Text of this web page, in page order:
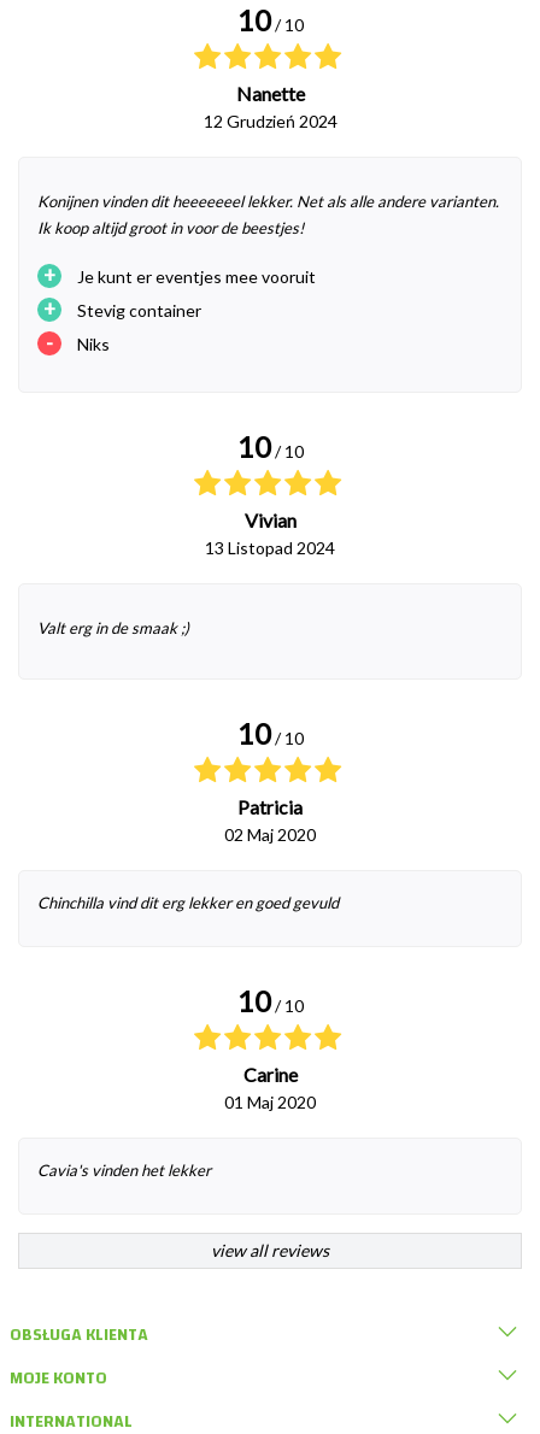
10 / 10
Nanette
12 Grudzień 2024
Konijnen vinden dit heeeeeeel lekker. Net als alle andere varianten.
Ik koop altijd groot in voor de beestjes!
+ Je kunt er eventjes mee vooruit
+ Stevig container
- Niks
10 / 10
Vivian
13 Listopad 2024
Valt erg in de smaak ;)
10 / 10
Patricia
02 Maj 2020
Chinchilla vind dit erg lekker en goed gevuld
10 / 10
Carine
01 Maj 2020
Cavia's vinden het lekker
view all reviews
OBSŁUGA KLIENTA
MOJE KONTO
INTERNATIONAL